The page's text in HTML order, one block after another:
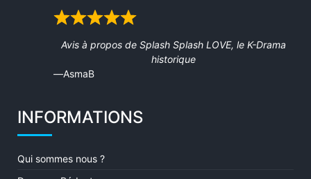
Rated
Avis à propos de Splash Splash LOVE, le K-Drama
historique
AsmaB
INFORMATIONS
Qui sommes nous ?